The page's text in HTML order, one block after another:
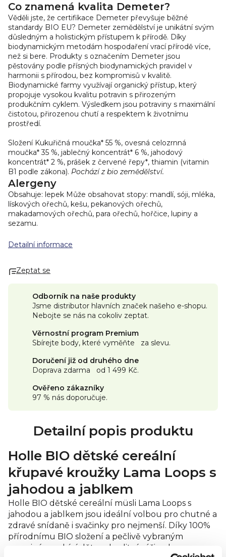
Co znamená kvalita Demeter?
Věděli jste, že certifikace Demeter převyšuje běžné
standardy BIO EU? Demeter zemědělství je unikátní svým
důsledným a holistickým přístupem k přírodě. Díky
biodynamickým metodám hospodaření vrací přírodě více,
než si bere. Produkty s označením Demeter jsou
pěstovány podle přísných biodynamických pravidel v
harmonii s přírodou, bez kompromisů v kvalitě.
Biodynamické farmy využívají organický přístup, který
propojuje vysokou kvalitu potravin s přirozeným
produkčním cyklem. Výsledkem jsou potraviny s maximální
čistotou, přirozenou chutí a respektem k životnímu
prostředí.
Složení Kukuřičná moučka* 55 %, ovesná celozrnná
moučka* 35 %, jablečný koncentrát* 6 %, jahodový
koncentrát* 2 %, prášek z červené řepy*, thiamin (vitamin
B1 podle zákona). Pochází z bio zemědělství.
Alergeny
Obsahuje: lepek Může obsahovat stopy: mandlí, sóji, mléka,
lískových ořechů, kešu, pekanových ořechů,
makadamových ořechů, para ořechů, hořčice, lupiny a
sezamu.
Detailní informace
Zeptat se
Odborník na naše produkty
Jsme distributor hlavních značek našeho e-shopu.
Nebojte se nás na cokoliv zeptat.
Věrnostní program Premium
Sbírejte body, které vyměňte za slevu.
Doručení již od druhého dne
Doprava zdarma od 1 499 Kč.
Ověřeno zákazníky
97 % nás doporučuje.
Detailní popis produktu
Holle BIO dětské cereální
křupavé kroužky Lama Loops s
jahodou a jablkem
Holle BIO dětské cereální müsli Lama Loops s
jahodou a jablkem jsou ideální volbou pro chutné a
zdravé snídaně i svačinky pro nejmenší. Díky 100%
přírodnímu BIO složení a pečlivě vybraným
surovinám nabízí dětem kvalitní výživu bez